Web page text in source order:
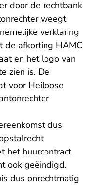
door de rechtbank
weegt
verklaring
de afkorting HAMC
en het logo van
zien is. De
voor Heiloose
dus
het huurcontract
ook geëindigd.
dus onrechtmatig